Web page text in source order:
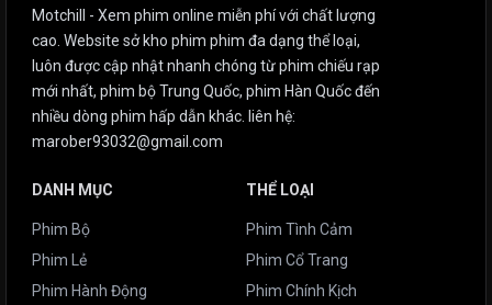
Motchill - Xem phim online miễn phí với chất lượng
cao. Website sở kho phim phim đa dạng thể loại,
luôn được cập nhật nhanh chóng từ phim chiếu rạp
mới nhất, phim bộ Trung Quốc, phim Hàn Quốc đến
nhiều dòng phim hấp dẫn khác. liên hệ:
marober93032@gmail.com
DANH MỤC
Phim Bộ
Phim Lẻ
Phim Hành Động
THỂ LOẠI
Phim Tình Cảm
Phim Cổ Trang
Phim Chính Kịch